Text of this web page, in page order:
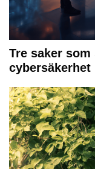
Tre saker
cybersäkerhet